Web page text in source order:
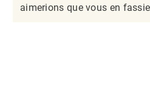
aimerions que vous en